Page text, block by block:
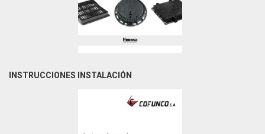
INSTRUCCIONES INSTALACIÓN